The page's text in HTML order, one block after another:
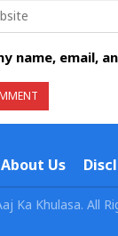
name, email,
About Us
Ka Khulasa. All